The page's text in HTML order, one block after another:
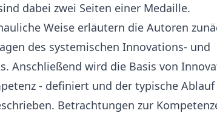
dabei zwei Seiten einer Medaille.
Weise erläutern die Autoren
des systemischen Innovations- und
Anschließend wird die Basis von
- definiert und der typische Ablauf
Betrachtungen zur